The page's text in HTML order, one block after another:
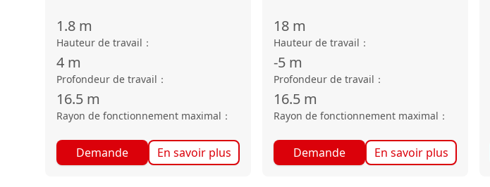
1.8 m
Hauteur de travail ：
4 m
Profondeur de travail ：
16.5 m
Rayon de fonctionnement maximal ：
Demande En savoir plus
18 m
Hauteur de travail ：
-5 m
Profondeur de travail ：
16.5 m
Rayon de fonctionnement maximal ：
Demande En savoir plus